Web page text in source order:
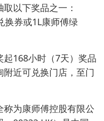
以下奖品之一：
换券或1L康师傅绿
168小时（7天）奖品
近可兑换门店，至门
为康师傅控股有限公